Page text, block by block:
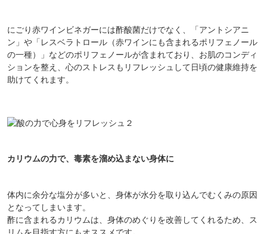
にごり赤ワインビネガーには酢酸菌だけでなく、「アントシアニ
ン」や「レスベラトロール（赤ワインにも含まれるポリフェノール
の一種）」などのポリフェノールが含まれており、お肌のコンディ
ションを整え、心のストレスもリフレッシュして日頃の健康維持を
助けてくれます。
カリウムの力で、毒素を溜め込まない身体に
体内に余分な塩分が多いと、身体が水分を取り込んでむくみの原因
となってしまいます。
酢に含まれるカリウムは、身体のめぐりを改善してくれるため、ス
リムを目指す方にもオススメです。